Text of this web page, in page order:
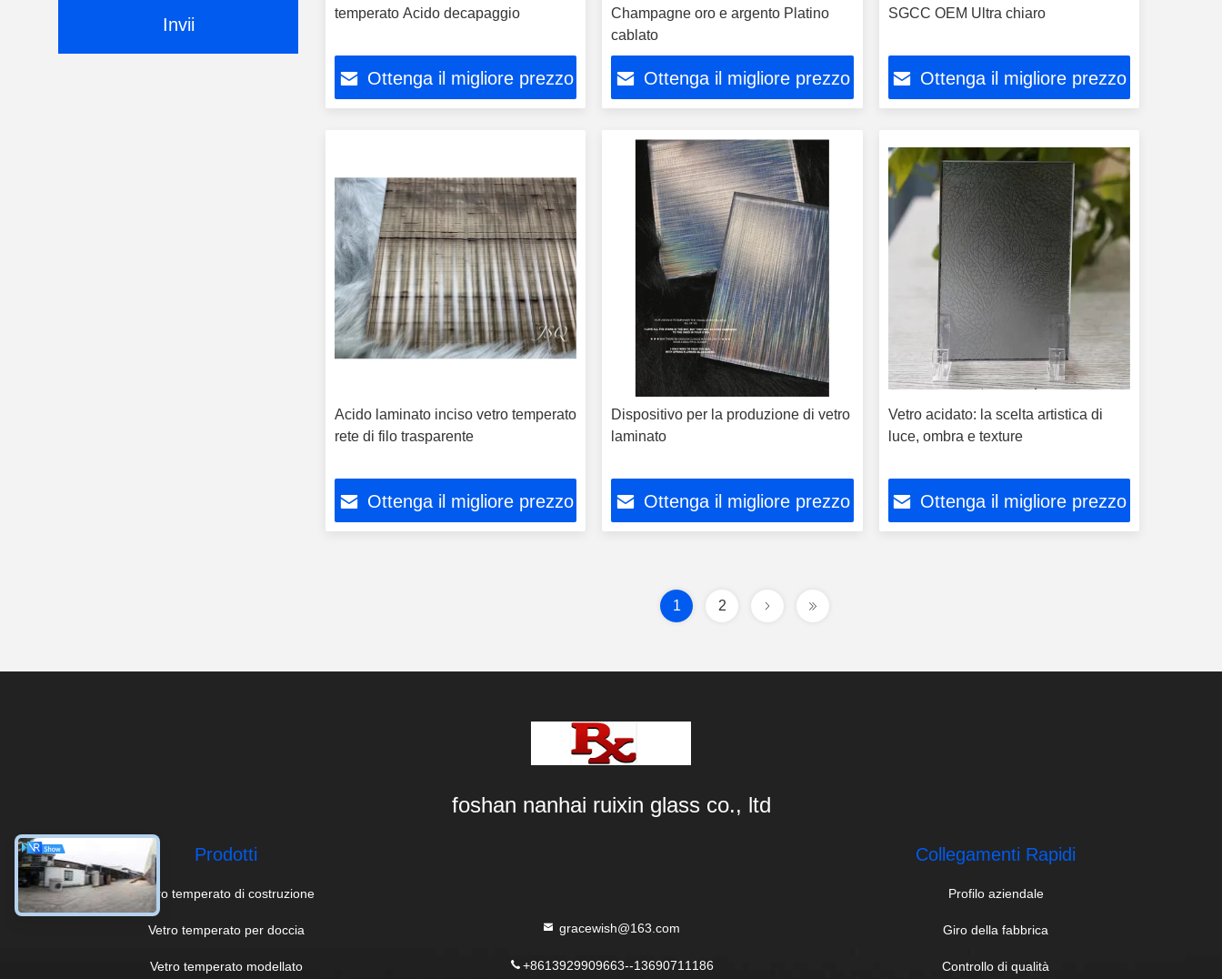
Invii
temperato Acido decapaggio
Ottenga il migliore prezzo
Champagne oro e argento Platino
cablato
Ottenga il migliore prezzo
SGCC OEM Ultra chiaro
Ottenga il migliore prezzo
Acido laminato inciso vetro temperato
rete di filo trasparente
Ottenga il migliore prezzo
Dispositivo per la produzione di vetro
laminato
Ottenga il migliore prezzo
Vetro acidato: la scelta artistica di
luce, ombra e texture
Ottenga il migliore prezzo
1 2
foshan nanhai ruixin glass co., ltd
Prodotti
Vetro temperato di costruzione
Vetro temperato per doccia
Vetro temperato modellato
gracewish@163.com
+8613929909663--13690711186
Collegamenti Rapidi
Profilo aziendale
Giro della fabbrica
Controllo di qualità